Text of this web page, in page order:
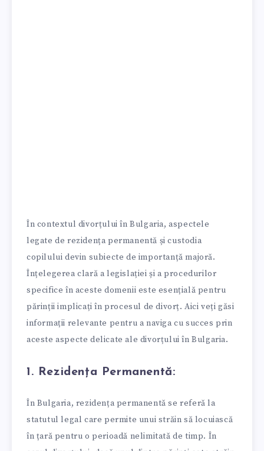
În contextul divorțului în Bulgaria, aspectele
legate de rezidența permanentă și custodia
copilului devin subiecte de importanță majoră.
Înțelegerea clară a legislației și a procedurilor
specifice în aceste domenii este esențială pentru
părinții implicați în procesul de divorț. Aici veți găsi
informații relevante pentru a naviga cu succes prin
aceste aspecte delicate ale divorțului în Bulgaria.
1. Rezidența Permanentă:
În Bulgaria, rezidența permanentă se referă la
statutul legal care permite unui străin să locuiască
în țară pentru o perioadă nelimitată de timp. În